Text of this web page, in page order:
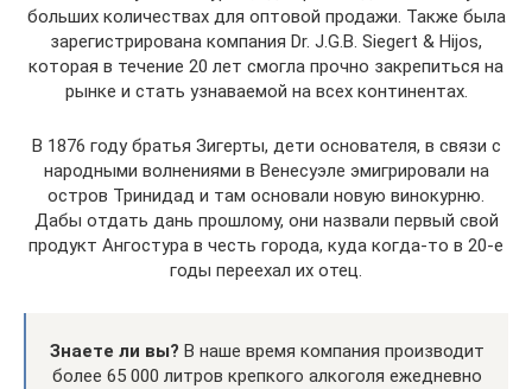
больших количествах для оптовой продажи. Также была
зарегистрирована компания Dr. J.G.B. Siegert & Hijos,
которая в течение 20 лет смогла прочно закрепиться на
рынке и стать узнаваемой на всех континентах.
В 1876 году братья Зигерты, дети основателя, в связи с
народными волнениями в Венесуэле эмигрировали на
остров Тринидад и там основали новую винокурню.
Дабы отдать дань прошлому, они назвали первый свой
продукт Ангостура в честь города, куда когда-то в 20-е
годы переехал их отец.
Знаете ли вы? В наше время компания производит
более 65 000 литров крепкого алкоголя ежедневно